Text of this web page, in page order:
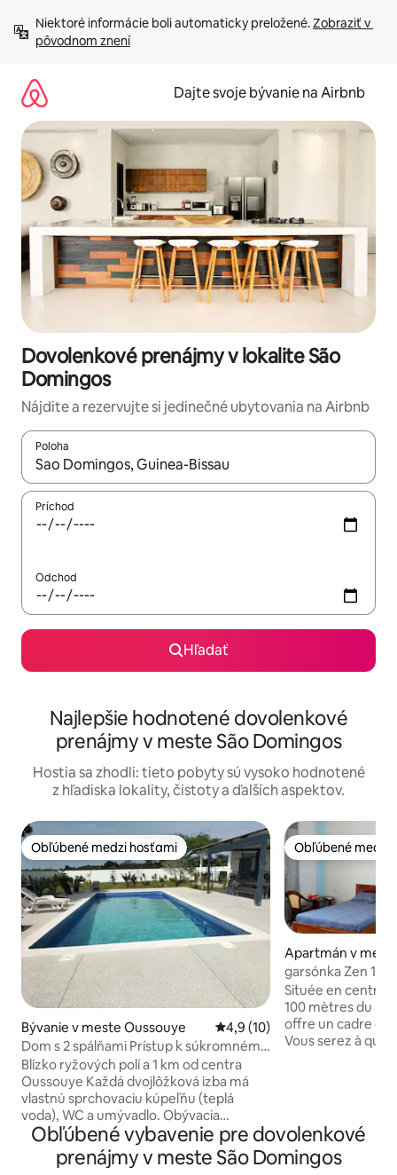
obsah.
Niektoré informácie boli automaticky preložené. Zobraziť v
pôvodnom znení
Dajte svoje bývanie na Airbnb
Dovolenkové prenájmy v lokalite São
Domingos
Nájdite a rezervujte si jedinečné ubytovania na Airbnb
Poloha
Keď budú výsledky k dispozícii, môžete si ich prechádzať
Príchod
Odchod
Hľadať
Najlepšie hodnotené dovolenkové
prenájmy v meste São Domingos
Hostia sa zhodli: tieto pobyty sú vysoko hodnotené
z hľadiska lokality, čistoty a ďalších aspektov.
Obľúbené medzi hosťami
Obľúbené medzi hosťami
Bývanie v meste Oussouye Priemerné ohodnotenie 4,9
4,9 (10)
Dom s 2 spálňami Prístup k súkromnému
bazénu
Blízko ryžových polí a 1 km od centra
Oussouye Každá dvojlôžková izba má
vlastnú sprchovaciu kúpeľňu (teplá
voda), WC a umývadlo. Obývacia
izba/kuchyňa Terasa, záhrada,
súkromné parkovanie, relaxačná zóna
pod slamenou chatou Práčka,
Obľúbené medzi
Obľúbené medzi
Apartmán v
r
garsónka Zen 1
Située en centre
100 mètres du port ce
offre un cadre
Vous serez à
voyageurs solo
découvrir
, sauf électricité
Obľúbené vybavenie pre dovolenkové
prenájmy v meste São Domingos